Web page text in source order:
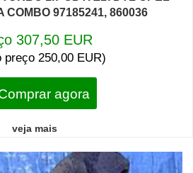
COMBO 97185241, 860036
307,50 EUR
preço 250,00 EUR)
agora
veja mais